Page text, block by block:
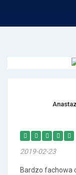
2019-02-23
Bardzo fachowa